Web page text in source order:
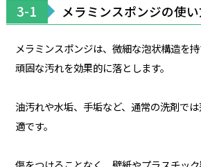
3-1 メラミンスポンジの使
メラミンスポンジは、微細な泡状構造を
頑固な汚れを効果的に落とします。
油汚れや水垢、手垢など、通常の洗剤で
適です。